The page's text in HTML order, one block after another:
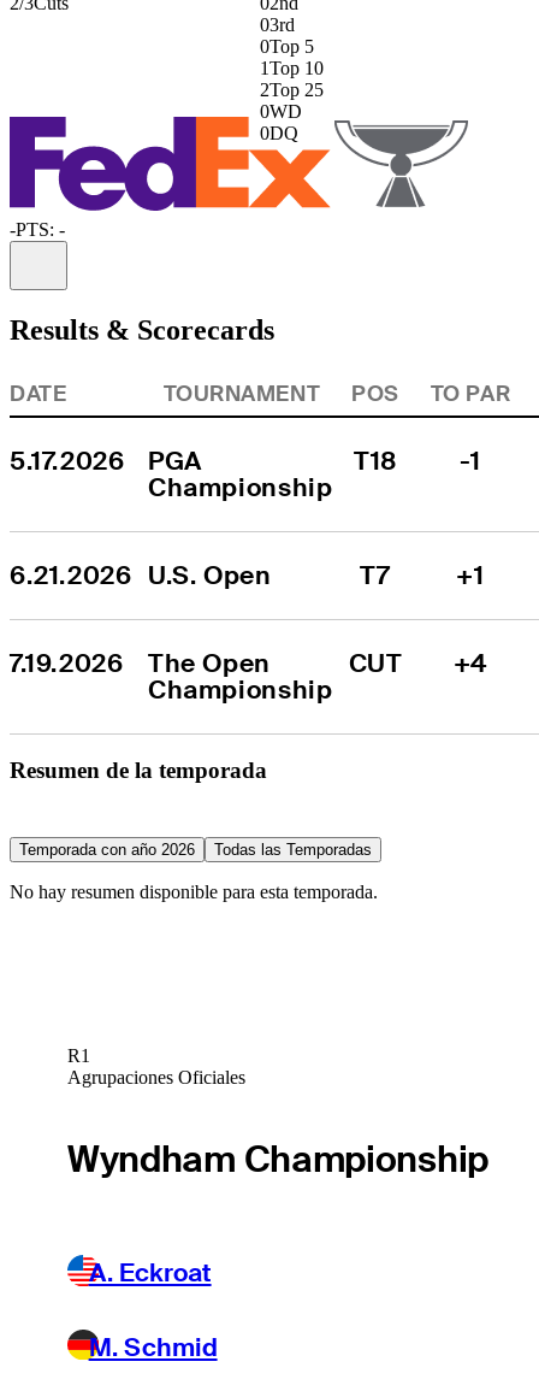
03rd
0Top 5
1Top 10
2Top 25
0WD
0DQ
-PTS: -
Results & Scorecards
DATE TOURNAMENT POS TO PAR
5.17.2026
PGA
Championship
T18 -1
6.21.2026 U.S. Open T7 +1
7.19.2026
The Open
Championship
CUT +4
Resumen de la temporada
Temporada con año 2026 Todas las Temporadas
No hay resumen disponible para esta temporada.
R1
Agrupaciones Oficiales
Wyndham Championship
A. Eckroat
M. Schmid